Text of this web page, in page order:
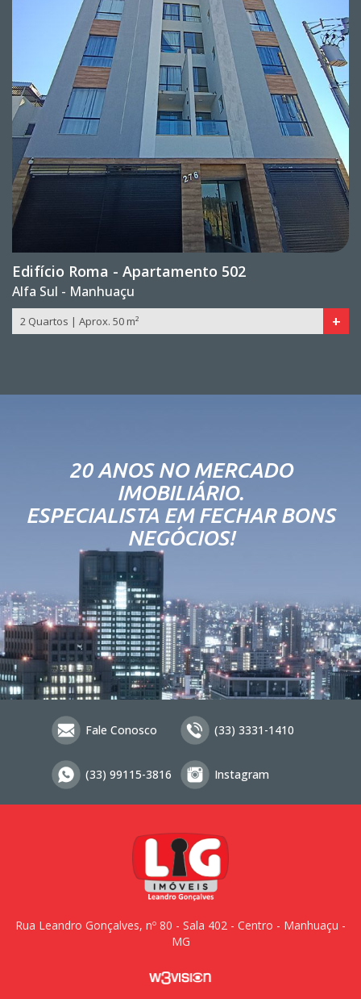
Edifício Roma - Apartamento 502
Alfa Sul - Manhuaçu
2 Quartos | Aprox. 50 m² +
20 ANOS NO MERCADO
IMOBILIÁRIO.
ESPECIALISTA EM FECHAR BONS
NEGÓCIOS!
Fale Conosco (33) 3331-1410
(33) 99115-3816 Instagram
Rua Leandro Gonçalves, nº 80 - Sala 402 - Centro - Manhuaçu -
MG